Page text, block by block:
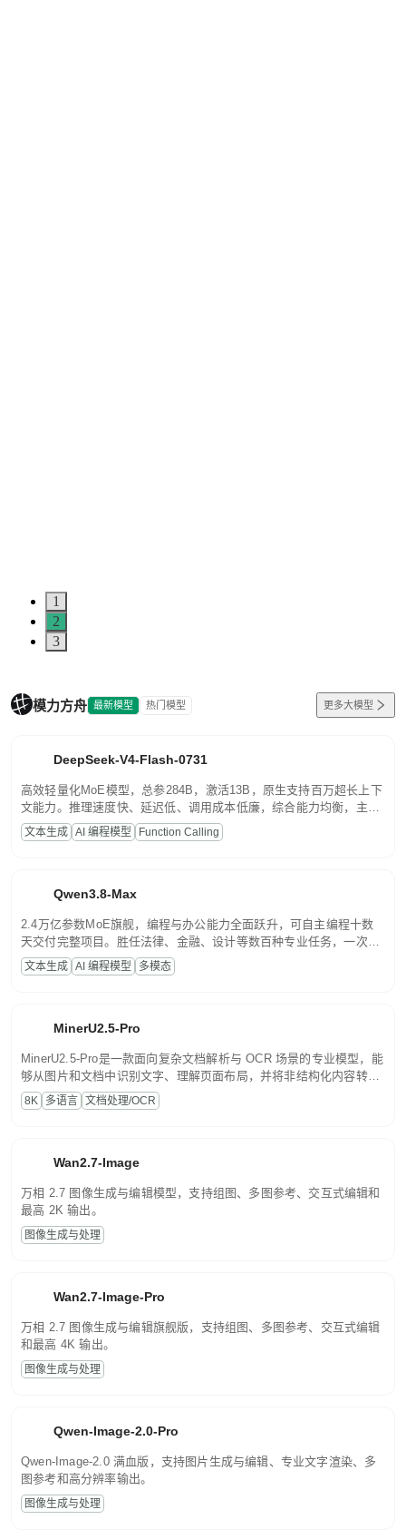
1
2
3
模力方舟 最新模型 热门模型 更多大模型
DeepSeek-V4-Flash-0731
高效轻量化MoE模型，总参284B，激活13B，原生支持百万超长上下
文能力。推理速度快、延迟低、调用成本低廉，综合能力均衡，主打
高并发、轻量化任务，适合日常对话、内容创作、基础 RAG、批量
文案处理等普惠刚需场景。
文本生成 AI 编程模型 Function Calling
Qwen3.8-Max
2.4万亿参数MoE旗舰，编程与办公能力全面跃升，可自主编程十数
天交付完整项目。胜任法律、金融、设计等数百种专业任务，一次对
话端到端交付生产级成果。原生视觉理解贯穿规划、执行与验证全流
程，支持超长文档与长视频的深度语义解析。长程任务中自主规划与
文本生成 AI 编程模型 多模态
MinerU2.5-Pro
MinerU2.5-Pro是一款面向复杂文档解析与 OCR 场景的专业模型，能
够从图片和文档中识别文字、理解页面布局，并将非结构化内容转换
为便于存储、检索和二次处理的结构化结果。
8K 多语言 文档处理/OCR
Wan2.7-Image
万相 2.7 图像生成与编辑模型，支持组图、多图参考、交互式编辑和
最高 2K 输出。
图像生成与处理
Wan2.7-Image-Pro
万相 2.7 图像生成与编辑旗舰版，支持组图、多图参考、交互式编辑
和最高 4K 输出。
图像生成与处理
Qwen-Image-2.0-Pro
Qwen-Image-2.0 满血版，支持图片生成与编辑、专业文字渲染、多
图参考和高分辨率输出。
图像生成与处理